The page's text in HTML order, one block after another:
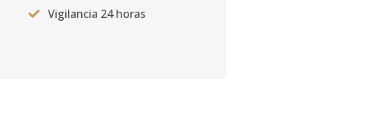
Vigilancia 24 horas